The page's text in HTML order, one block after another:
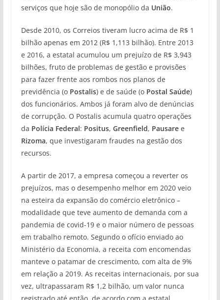
serviços que hoje são de monopólio da União.
Desde 2010, os Correios tiveram lucro acima de R$ 1
bilhão apenas em 2012 (R$ 1,113 bilhão). Entre 2013
e 2016, a estatal acumulou um prejuízo de R$ 3,943
bilhões, fruto de problemas de gestão e provisões
para fazer frente aos rombos nos planos de
previdência (o Postalis) e de saúde (o Postal Saúde)
dos funcionários. Ambos já foram alvo de denúncias
de corrupção. O Postalis acumula quatro operações
da Polícia Federal: Positus, Greenfield, Pausaree
Rizoma, que investigaram fraudes na gestão dos
recursos.
A partir de 2017, a empresa começou a reverter os
prejuízos, mas o desempenho melhor em 2020 veio
na esteira da expansão do comércio eletrônico –
modalidade que teve aumento de demanda com a
pandemia de covid-19 e o maior número de pessoas
em trabalho remoto. Segundo o ofício enviado ao
Ministério da Economia, a receita com encomendas
manteve o patamar de crescimento, com alta de 9%
em relação a 2019. As receitas internacionais, por sua
vez, ultrapassaram R$ 1,2 bilhão, um valor nunca